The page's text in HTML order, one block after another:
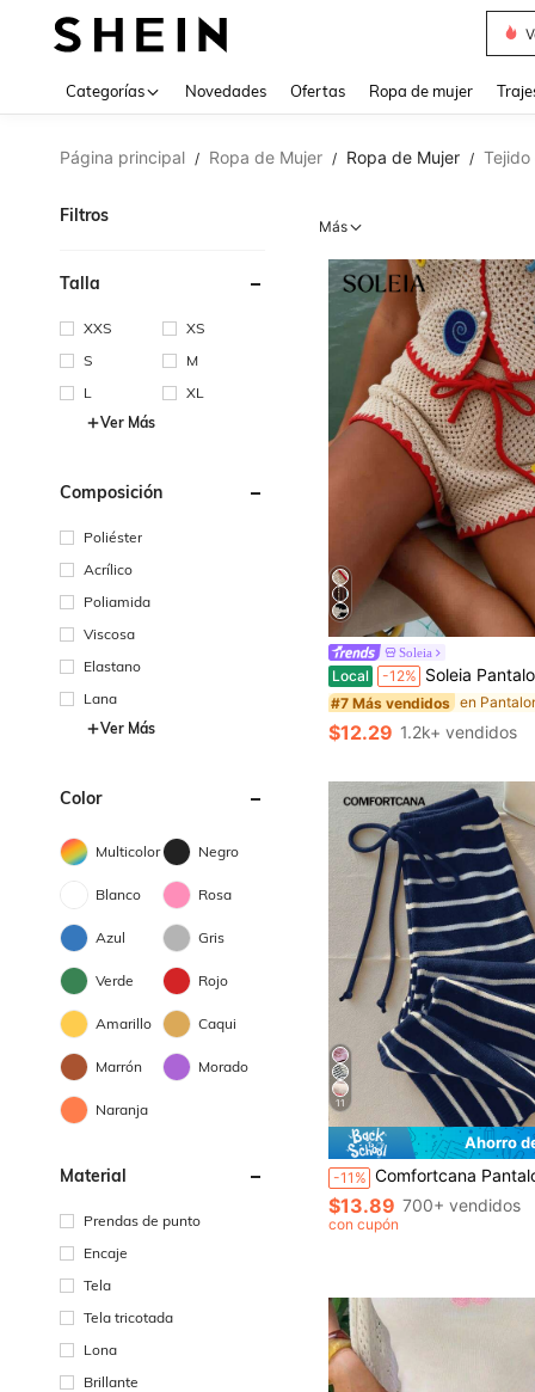
Categorías Novedades Ofertas Ropa de mujer
Página principal / Ropa de Mujer / Ropa de Mujer /
Filtros
Talla
XXS
XS
S
M
L
XL
Ver Más
Composición
Poliéster
Acrílico
Poliamida
Viscosa
Elastano
Lana
Ver Más
Color
Multicolor Negro
Blanco Rosa
Azul Gris
Verde Rojo
Amarillo Caqui
Marrón Morado
Naranja
Material
Prendas de punto
Encaje
Tela
Tela tricotada
Lona
Brillante
Más
Soleia
Local -12% Soleia Pantalones cortos de punto con cordón en la cintura y estampado de
#7 Más vendidos
$12.29 1.2k+ vendidos
11
Ahorro
-11% Comfortcana Pantalones casuales cómodos, transpirables y
$13.89 700+ vendidos
con cupón